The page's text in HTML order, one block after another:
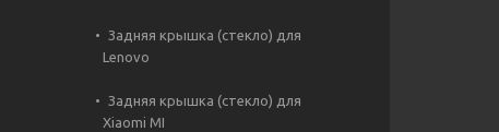
Задняя крышка (стекло) для
Lenovo
Задняя крышка (стекло) для
Xiaomi MI